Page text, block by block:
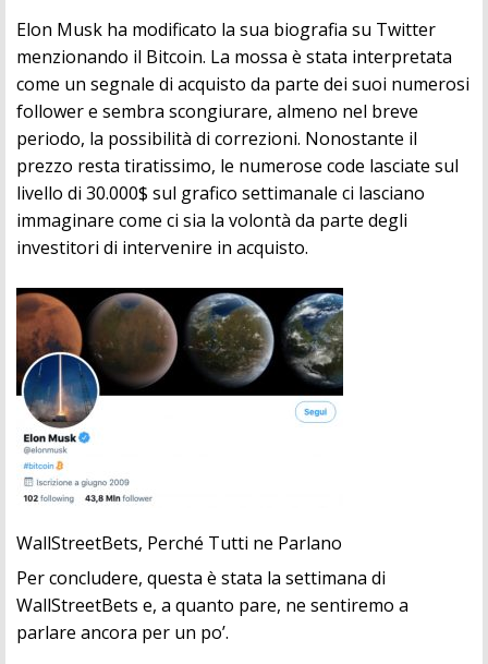
Elon Musk ha modificato la sua biografia su Twitter
menzionando il Bitcoin. La mossa è stata interpretata
come un segnale di acquisto da parte dei suoi numerosi
follower e sembra scongiurare, almeno nel breve
periodo, la possibilità di correzioni. Nonostante il
prezzo resta tiratissimo, le numerose code lasciate sul
livello di 30.000$ sul grafico settimanale ci lasciano
immaginare come ci sia la volontà da parte degli
investitori di intervenire in acquisto.
WallStreetBets, Perché Tutti ne Parlano
Per concludere, questa è stata la settimana di
WallStreetBets e, a quanto pare, ne sentiremo a
parlare ancora per un po’.